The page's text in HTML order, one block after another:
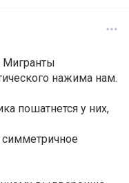
Мигранты
нажима нам.
пошатнется у них,